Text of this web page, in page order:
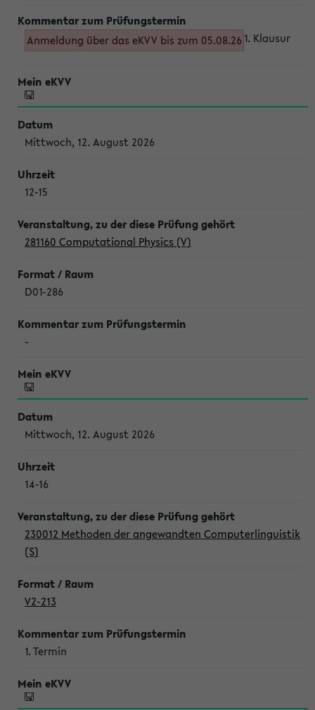
Anmeldung über das eKVV bis zum 05.08.26 1. Klausur
Mittwoch, 12. August 2026
12-15
281160 Computational Physics (V)
D01-286
-
Mittwoch, 12. August 2026
14-16
230012 Methoden der angewandten Computerlinguistik
(S)
V2-213
1. Termin